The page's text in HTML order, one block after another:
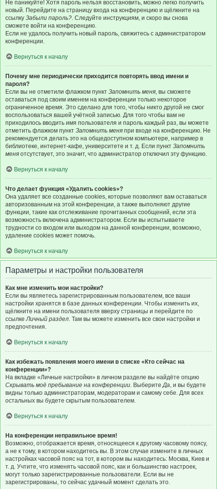
Не паникуйте! Хотя пароль нельзя восстановить, можно легко получить
новый. Перейдите на страницу входа на конференцию и щёлкните на
ссылку Забыли пароль?. Следуйте инструкциям, и скоро вы снова
сможете войти на конференцию.
Если не удалось получить новый пароль, свяжитесь с администратором
конференции.
Вернуться к началу
Почему мне периодически приходится повторять ввод имени и
пароля?
Если вы не отметили флажком пункт Запомнить меня, вы сможете
оставаться под своим именем на конференции только некоторое
ограниченное время. Это сделано для того, чтобы никто другой не смог
воспользоваться вашей учётной записью. Для того чтобы вам не
приходилось вводить имя пользователя и пароль каждый раз, вы можете
отметить флажком пункт Запомнить меня при входе на конференцию. Не
рекомендуется делать это на общедоступном компьютере, например в
библиотеке, интернет-кафе, университете и т. д. Если пункт Запомнить
меня отсутствует, это значит, что администратор отключил эту функцию.
Вернуться к началу
Что делает функция «Удалить cookies»?
Она удаляет все созданные cookies, которые позволяют вам оставаться
авторизованным на этой конференции, а также выполняют другие
функции, такие как отслеживание прочитанных сообщений, если эта
возможность включена администратором. Если вы испытываете
трудности со входом или выходом на данной конференции, возможно,
удаление cookies может помочь.
Вернуться к началу
Параметры и настройки пользователя
Как мне изменить мои настройки?
Если вы являетесь зарегистрированным пользователем, все ваши
настройки хранятся в базе данных конференции. Чтобы изменить их,
щёлкните на имени пользователя вверху страницы и перейдите по
ссылкеЛичный раздел. Там вы можете изменить все свои настройки и
предпочтения.
Вернуться к началу
Как избежать появления моего имени в списке «Кто сейчас на
конференции»?
На вкладке «Личные настройки» в личном разделе вы найдёте опцию
Скрывать моё пребывание на конференции. ВыберитеДа, и вы будете
видны только администраторам, модераторам и самому себе. Для всех
остальных вы будете скрытым пользователем.
Вернуться к началу
На конференции неправильное время!
Возможно, отображается время, относящееся к другому часовому поясу,
а не к тому, в котором находитесь вы. В этом случае измените в личных
настройках часовой пояс на тот, в котором вы находитесь: Москва, Киев и
т. д. Учтите, что изменять часовой пояс, как и большинство настроек,
могут только зарегистрированные пользователи. Если вы не
зарегистрированы, то сейчас удачный момент сделать это.